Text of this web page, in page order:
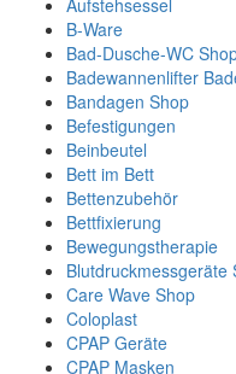
Aufstehsessel
B-Ware
Bad-Dusche-WC
Badewannenlifter
Bandagen Shop
Befestigungen
Beinbeutel
Bett im Bett
Bettenzubehör
Bettfixierung
Bewegungstherapie
Blutdruckmessgeräte
Care Wave Shop
Coloplast
CPAP Geräte
CPAP Masken